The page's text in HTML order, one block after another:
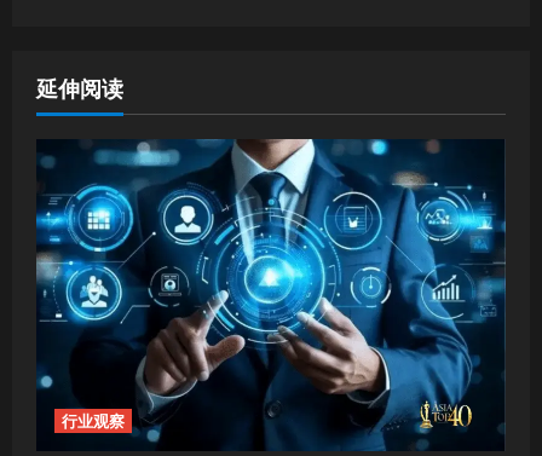
n
a
v
i
g
a
t
延伸阅读
行业观察